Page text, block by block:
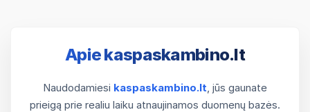
Apie kaspaskambino.lt
Naudodamiesi kaspaskambino.lt, jūs gaunate
prieigą prie realiu laiku atnaujinamos duomenų bazės.